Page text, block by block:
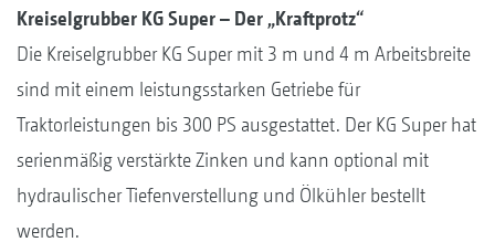
Kreiselgrubber KG Super – Der „Kraftprotz“
Die Kreiselgrubber KG Super mit 3 m und 4 m Arbeitsbreite
sind mit einem leistungsstarken Getriebe für
Traktorleistungen bis 300 PS ausgestattet. Der KG Super hat
serienmäßig verstärkte Zinken und kann optional mit
hydraulischer Tiefenverstellung und Ölkühler bestellt
werden.